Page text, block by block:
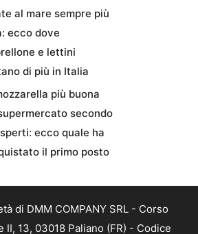
al mare sempre più
ecco dove
e lettini
di più in Italia
più buona
secondo
ecco quale ha
il primo posto
di DMM COMPANY SRL - Corso
II, 13, 03018 Paliano (FR) - Codice